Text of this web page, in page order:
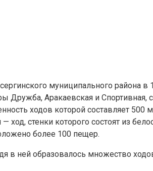
муниципального района в
Дружба, Аракаевская и
ходов которой составляет 500
стенки которого состоят из
более 100 пещер.
в ней образовалось множество